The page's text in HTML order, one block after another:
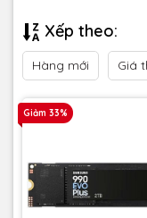
Xếp theo:
Hàng mới Giá
Giảm 33%